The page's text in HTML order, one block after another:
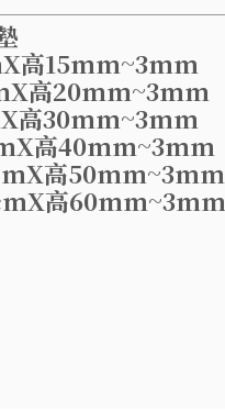
高15mm~3mm
20mm~3mm
30mm~3mm
40mm~3mm
50mm~3mm
60mm~3mm